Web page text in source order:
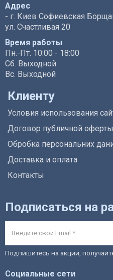
Адрес
- г. Киев Софиевская
ул. Счастливая 20
Время работы
Пн.-Пт. 10:00 - 18:00
Сб. Выходной
Вс. Выходной
Клиенту
Условия использования
Договор публичной оферты
Обробка персональних
Доставка и оплата
Контакты
Подписаться на
Подпишитесь на акции,
Социальные сети